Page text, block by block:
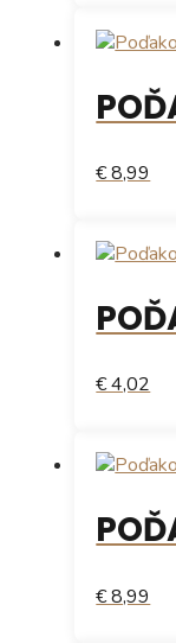
€ 8,99
€ 4,02
€ 8,99